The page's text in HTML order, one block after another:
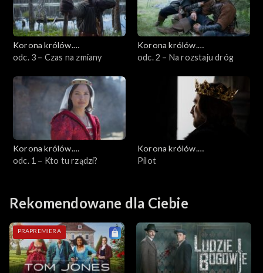
Korona królów.
Jagiellonowie
odc. 3 – Czas na zmiany
Korona królów.
Jagiellonowie
odc. 2 – Na rozstaju dróg
Korona królów.
Jagiellonowie
odc. 1 – Kto tu rządzi?
Korona królów.
Jagiellonowie
Pilot
Rekomendowane dla Ciebie
PRAPREMIERA